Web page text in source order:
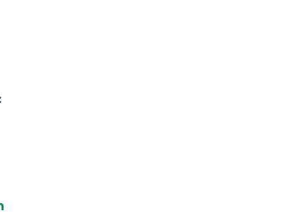
: